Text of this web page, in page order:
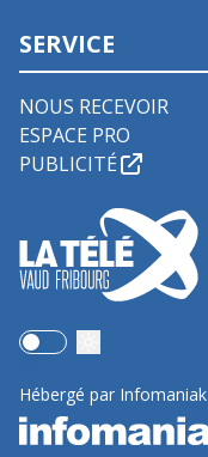
SERVICE
NOUS RECEVOIR
ESPACE PRO
PUBLICITÉ
Use setting
Hébergé par Infomaniak